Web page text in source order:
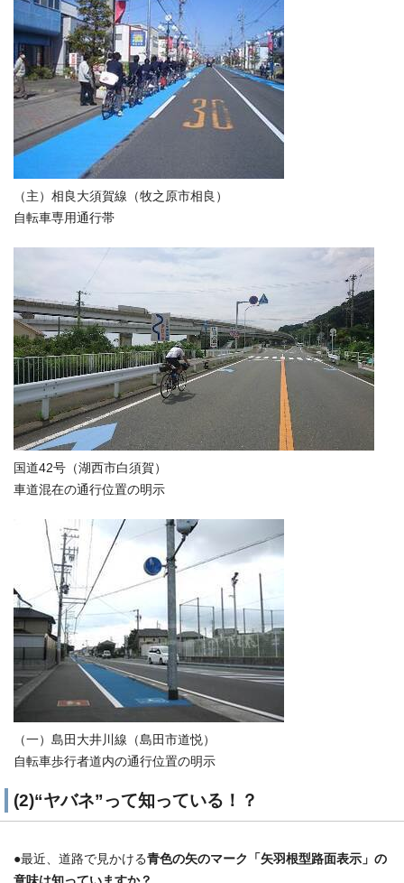
（主）相良大須賀線（牧之原市相良）
自転車専用通行帯
国道42号（湖西市白須賀）
車道混在の通行位置の明示
（一）島田大井川線（島田市道悦）
自転車歩行者道内の通行位置の明示
(2)“ヤバネ”って知っている！？
●最近、道路で見かける青色の矢のマーク「矢羽根型路面表示」の